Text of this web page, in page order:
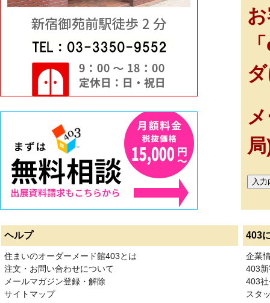
ヘルプ 403
住まいのオーダーメード館403とは
注文・お問い合わせについて
メールマガジン登録・解除
サイトマップ
企業
403
403
スタ